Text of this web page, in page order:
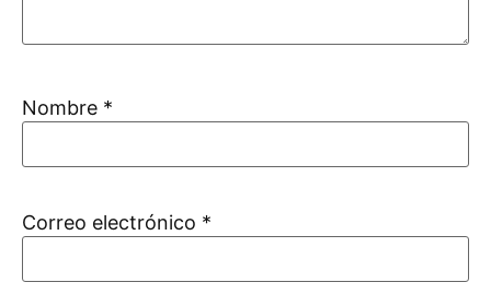
Nombre *
Correo electrónico *